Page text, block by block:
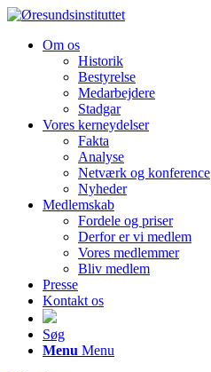
Om os
Historik
Bestyrelse
Medarbejdere
Stadgar
Vores kerneydelser
Fakta
Analyse
Netværk og konference
Nyheder
Medlemskab
Fordele og priser
Derfor er vi medlem
Vores medlemmer
Bliv medlem
Presse
Kontakt os
Søg
Menu Menu